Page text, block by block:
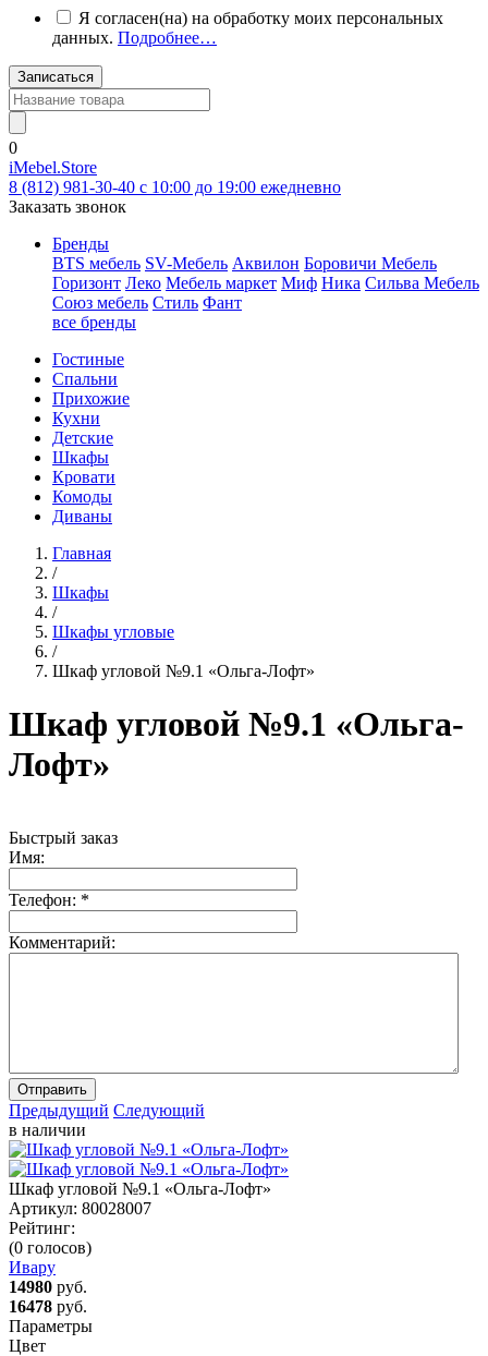
Я согласен(на) на обработку моих персональных
данных. Подробнее…
Записаться
0
iMebel.Store
8 (812) 981-30-40 c 10:00 до 19:00 ежедневно
Заказать звонок
Бренды
BTS мебель SV-Мебель Аквилон Боровичи Мебель
Горизонт Леко Мебель маркет Миф Ника Сильва Мебель
Союз мебель Стиль Фант
все бренды
Гостиные
Спальни
Прихожие
Кухни
Детские
Шкафы
Кровати
Комоды
Диваны
Главная
/
Шкафы
/
Шкафы угловые
/
Шкаф угловой №9.1 «Ольга-Лофт»
Шкаф угловой №9.1 «Ольга-
Лофт»
Быстрый заказ
Имя:
Телефон: *
Комментарий:
Отправить
Предыдущий Следующий
в наличии
Шкаф угловой №9.1 «Ольга-Лофт»
Артикул: 80028007
Рейтинг:
(0 голосов)
Ивару
14980 руб.
16478 руб.
Параметры
Цвет